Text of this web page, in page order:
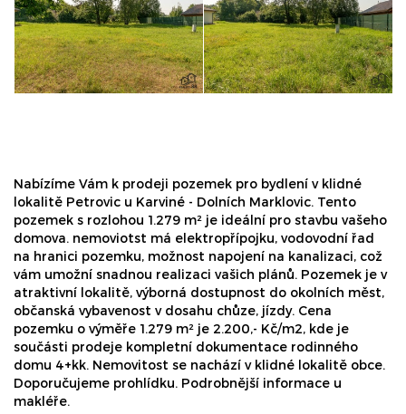
Nabízíme Vám k prodeji pozemek pro bydlení v klidné
lokalitě Petrovic u Karviné - Dolních Marklovic. Tento
pozemek s rozlohou 1.279 m² je ideální pro stavbu vašeho
domova. nemoviotst má elektropřípojku, vodovodní řad
na hranici pozemku, možnost napojení na kanalizaci, což
vám umožní snadnou realizaci vašich plánů. Pozemek je v
atraktivní lokalitě, výborná dostupnost do okolních měst,
občanská vybavenost v dosahu chůze, jízdy. Cena
pozemku o výměře 1.279 m² je 2.200,- Kč/m2, kde je
součásti prodeje kompletní dokumentace rodinného
domu 4+kk. Nemovitost se nachází v klidné lokalitě obce.
Doporučujeme prohlídku. Podrobnější informace u
makléře.